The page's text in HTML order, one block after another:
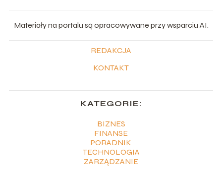
Materiały na portalu są opracowywane przy wsparciu AI.
REDAKCJA
KONTAKT
KATEGORIE:
BIZNES
FINANSE
PORADNIK
TECHNOLOGIA
ZARZĄDZANIE